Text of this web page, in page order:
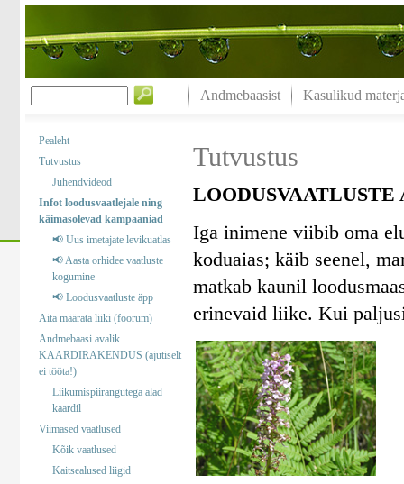
Andmebaasist Kasulikud
Pealeht
Tutvustus
Juhendvideod
Infot loodusvaatlejale ning
käimasolevad kampaaniad
📢 Uus imetajate levikuatlas
📢 Aasta orhidee vaatluste
kogumine
📢 Loodusvaatluste äpp
Aita määrata liiki (foorum)
Andmebaasi avalik
KAARDIRAKENDUS (ajutiselt
ei tööta!)
Liikumispiirangutega alad
kaardil
Viimased vaatlused
Kõik vaatlused
Kaitsealused liigid
Tutvustus
LOODUSVAATLUSTE
Iga inimene viibib oma
koduaias; käib seenel,
matkab kaunil
erinevaid liike. Kui